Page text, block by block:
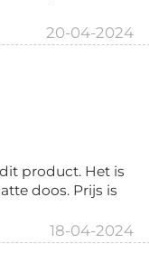
20-04-2024
product. Het is
doos. Prijs is
18-04-2024